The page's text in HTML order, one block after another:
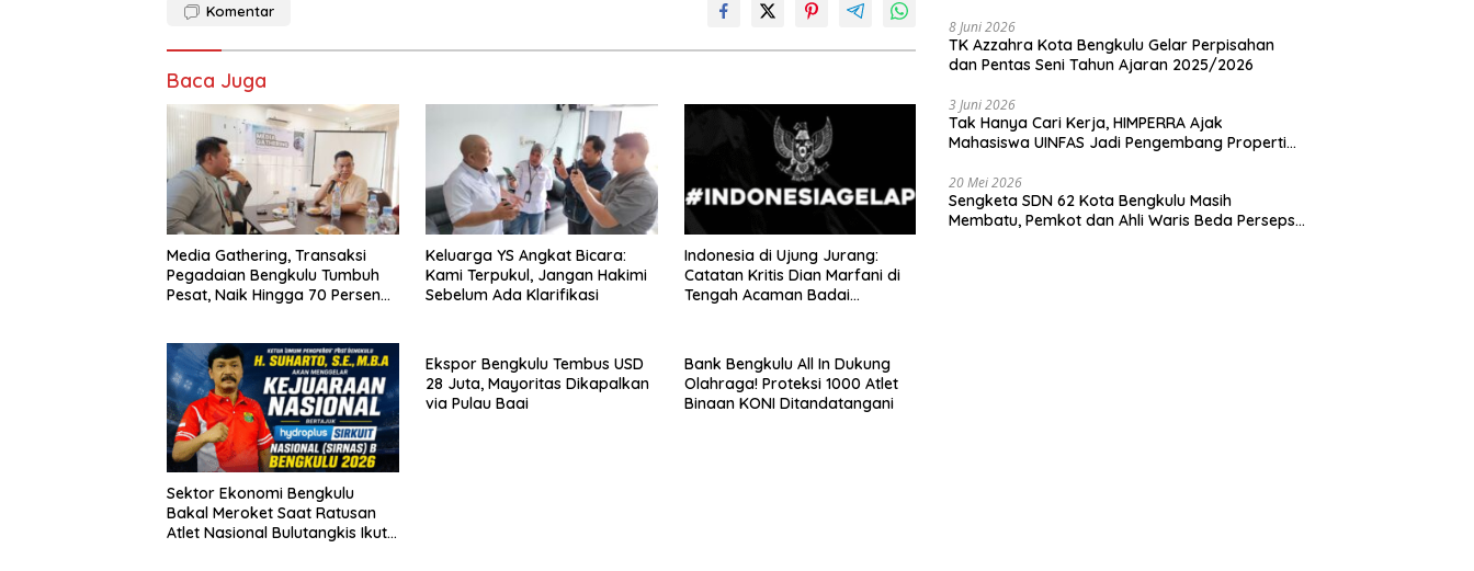
Komentar
Baca Juga
Media Gathering, Transaksi
Pegadaian Bengkulu Tumbuh
Pesat, Naik Hingga 70 Persen
Keluarga YS Angkat Bicara:
Kami Terpukul, Jangan Hakimi
Sebelum Ada Klarifikasi
Indonesia di Ujung Jurang:
Catatan Kritis Dian Marfani di
Tengah Acaman Badai
Sektor Ekonomi Bengkulu
Bakal Meroket Saat Ratusan
Atlet Nasional Bulutangkis Ikuti
Ekspor Bengkulu Tembus USD
28 Juta, Mayoritas Dikapalkan
via Pulau Baai
Bank Bengkulu All In Dukung
Olahraga! Proteksi 1000 Atlet
Binaan KONI Ditandatangani
8 Juni 2026
TK Azzahra Kota Bengkulu Gelar Perpisahan
dan Pentas Seni Tahun Ajaran 2025/2026
3 Juni 2026
Tak Hanya Cari Kerja, HIMPERRA Ajak
Mahasiswa UINFAS Jadi Pengembang Properti
20 Mei 2026
Sengketa SDN 62 Kota Bengkulu Masih
Membatu, Pemkot dan Ahli Waris Beda Persepsi